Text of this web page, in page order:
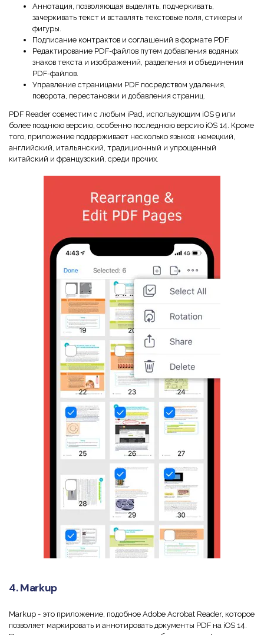
Аннотация, позволяющая выделять, подчеркивать,
зачеркивать текст и вставлять текстовые поля, стикеры и
фигуры.
Подписание контрактов и соглашений в формате PDF.
Редактирование PDF-файлов путем добавления водяных
знаков текста и изображений, разделения и объединения
PDF-файлов.
Управление страницами PDF посредством удаления,
поворота, перестановки и добавления страниц.
PDF Reader совместим с любым iPad, использующим iOS 9 или
более позднюю версию, особенно последнюю версию iOS 14. Кроме
того, приложение поддерживает несколько языков: немецкий,
английский, итальянский, традиционный и упрощенный
китайский и французский, среди прочих.
4. Markup
Markup - это приложение, подобное Adobe Acrobat Reader, которое
позволяет маркировать и аннотировать документы PDF на iOS 14.